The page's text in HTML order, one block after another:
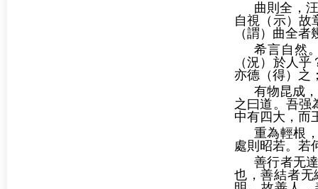
曲則全，
自視（示）故
（謂）曲全
希言自然
（況）於人
亦德（得）之
有物昆成
之曰道。吾强
中有四大，而
重為輕根
處則昭若。若
善行者无
也，善結者